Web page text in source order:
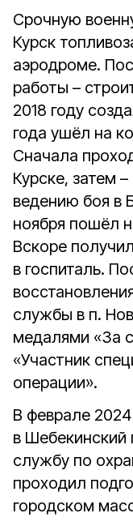
Срочную
Курск
аэродроме.
работы –
2018 году
года ушёл на
Сначала
Курске, затем
ведению боя в
ноября пошёл
Вскоре
в госпиталь.
службы в п.
медалями «За
«Участник
операции».
В феврале
в Шебекинский
службу по
проходил
городском